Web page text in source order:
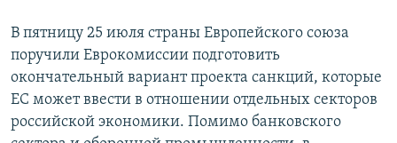
В пятницу 25 июля страны Европейского союза
поручили Еврокомиссии подготовить
окончательный вариант проекта санкций, которые
ЕС может ввести в отношении отдельных секторов
российской экономики. Помимо банковского